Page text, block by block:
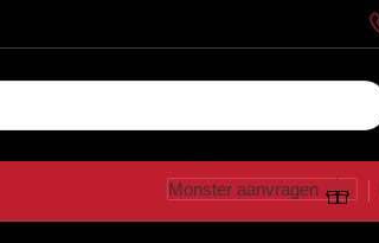
Monster aanvragen